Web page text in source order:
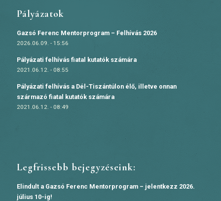
Pályázatok
Gazsó Ferenc Mentorprogram – Felhívás 2026
2026.06.09. - 15:56
Pályázati felhívás fiatal kutatók számára
2021.06.12. - 08:55
Pályázati felhívás a Dél-Tiszántúlon élő, illetve onnan
származó fiatal kutatók számára
2021.06.12. - 08:49
Legfrissebb bejegyzéseink:
Elindult a Gazsó Ferenc Mentorprogram – jelentkezz 2026.
július 10-ig!